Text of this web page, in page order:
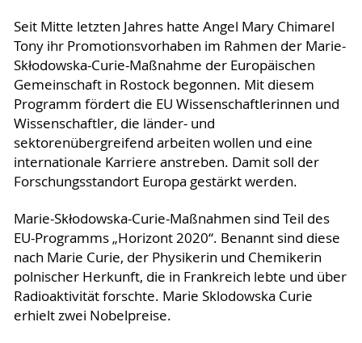
Seit Mitte letzten Jahres hatte Angel Mary Chimarel
Tony ihr Promotionsvorhaben im Rahmen der Marie-
Skłodowska-Curie-Maßnahme der Europäischen
Gemeinschaft in Rostock begonnen. Mit diesem
Programm fördert die EU Wissenschaftlerinnen und
Wissenschaftler, die länder- und
sektorenübergreifend arbeiten wollen und eine
internationale Karriere anstreben. Damit soll der
Forschungsstandort Europa gestärkt werden.
Marie-Skłodowska-Curie-Maßnahmen sind Teil des
EU-Programms „Horizont 2020“. Benannt sind diese
nach Marie Curie, der Physikerin und Chemikerin
polnischer Herkunft, die in Frankreich lebte und über
Radioaktivität forschte. Marie Sklodowska Curie
erhielt zwei Nobelpreise.